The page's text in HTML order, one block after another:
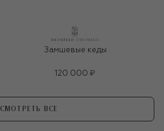
Замшевые кеды
120 000 ₽
СМОТРЕТЬ ВСЕ